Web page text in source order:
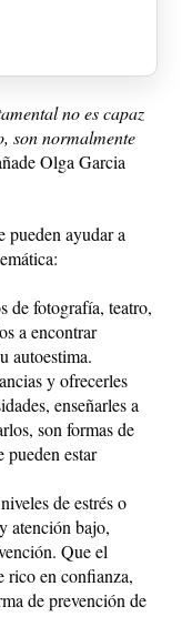
no es capaz
son normalmente
Olga Garcia
pueden ayudar a
de fotografía, teatro,
a encontrar
autoestima.
y ofrecerles
enseñarles a
son formas de
pueden estar
de estrés o
atención bajo,
Que el
rico en confianza,
de prevención de